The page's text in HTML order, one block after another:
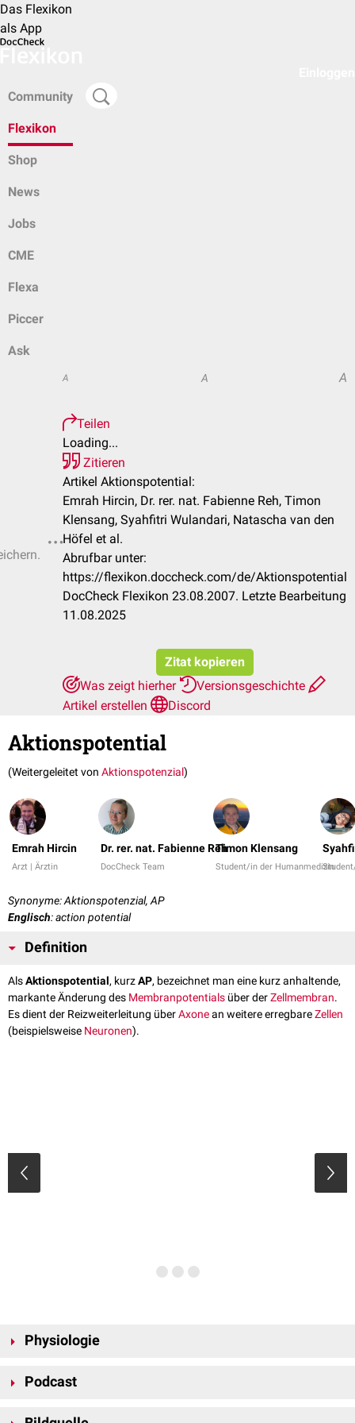
Das Flexikon
als App
Community
Flexikon
Shop
News
Jobs
CME
Flexa
Piccer
Ask
A A A
Teilen
Loading...
Zitieren
Artikel Aktionspotential:
Emrah Hircin, Dr. rer. nat. Fabienne Reh, Timon
Klensang, Syahfitri Wulandari, Natascha van den
Höfel et al.
Abrufbar unter:
https://flexikon.doccheck.com/de/Aktionspotential
DocCheck Flexikon 23.08.2007. Letzte Bearbeitung
11.08.2025
Zitat kopieren
Was zeigt hierher
Versionsgeschichte
Artikel erstellen
Discord
Aktionspotential
(Weitergeleitet von Aktionspotenzial)
Emrah Hircin
Arzt | Ärztin
Dr. rer. nat. Fabienne Reh
DocCheck Team
Timon Klensang
Student/in der Humanmedizin
Synonyme: Aktionspotenzial, AP
Englisch: action potential
Definition
AlsAktionspotential, kurzAP, bezeichnet man eine kurz anhaltende,
markante Änderung des Membranpotentials über derZellmembran.
Es dient der Reizweiterleitung überAxonean weitere erregbareZellen
(beispielsweise Neuronen).
Physiologie
ÜberblickPodcast